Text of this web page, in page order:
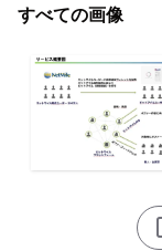
すべての画像